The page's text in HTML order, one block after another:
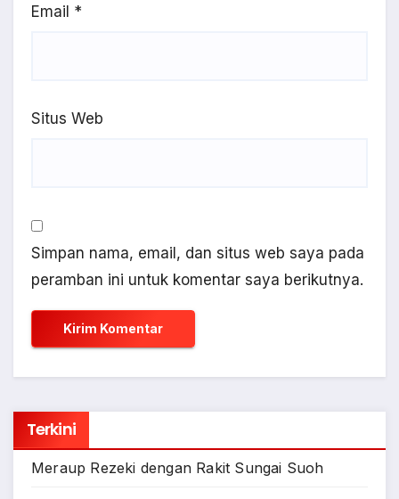
Email *
Situs Web
Simpan nama, email, dan situs web saya pada
peramban ini untuk komentar saya berikutnya.
Terkini
Meraup Rezeki dengan Rakit Sungai Suoh